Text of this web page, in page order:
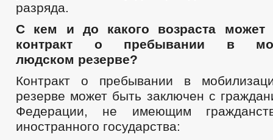
разряда.
С кем и до какого возраста может
контракт о пребывании в
людском резерве?
Контракт о пребывании в
резерве может быть заключен с
Федерации, не имеющим
иностранного государства: